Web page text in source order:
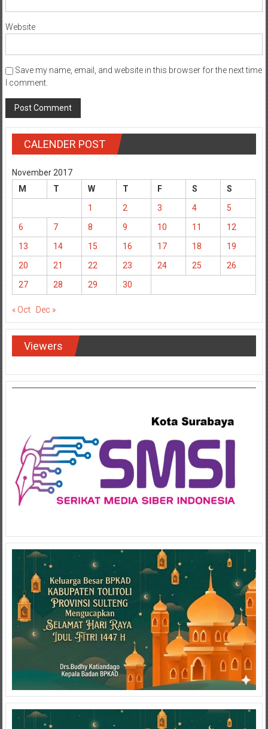
Website
Save my name, email, and website in this browser for the next time
I comment.
CALENDER POST
November 2017
M
T W T F S
S
1
2 3 4
5
6
7 8 9 10 11
12
13
14 15 16 17 18
19
20
21 22 23 24 25
26
27
28 29 30
« Oct Dec »
Viewers